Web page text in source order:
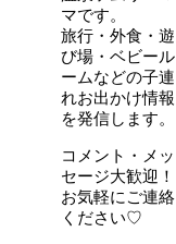
マです。
旅行・外食・遊
び場・ベビール
ームなどの子連
れお出かけ情報
を発信します。
コメント・メッ
セージ大歓迎！
お気軽にご連絡
ください♡